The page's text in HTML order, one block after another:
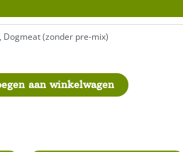
, Dogmeat (zonder pre-mix)
aan winkelwagen